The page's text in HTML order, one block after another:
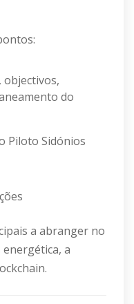
objectivos,
do
Piloto Sidónios
a abranger no
energética, a